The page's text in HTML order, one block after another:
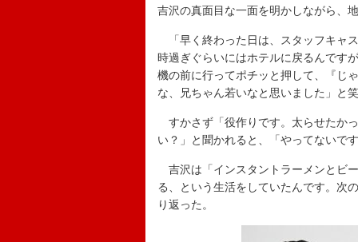
吉沢の真面目な一面を明かしながら、
「早く終わった日は、スタッフキャ
時過ぎぐらいにはホテルに戻るんです
機の前に行ってポチッと押して、『じ
な、兄ちゃん若いなと思いました」と
すかさず「役作りです。太らせたか
い？」と聞かれると、「やってないで
吉沢は「インスタントラーメンとビ
る、という生活をしていたんです。次
り返った。